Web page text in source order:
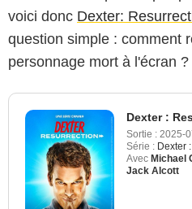
voici donc Dexter:
question simple : comment
personnage mort à l'écran ?
Dexter :
Sortie : 2025-
Série : Dexter
Avec Michael
Jack Alcott